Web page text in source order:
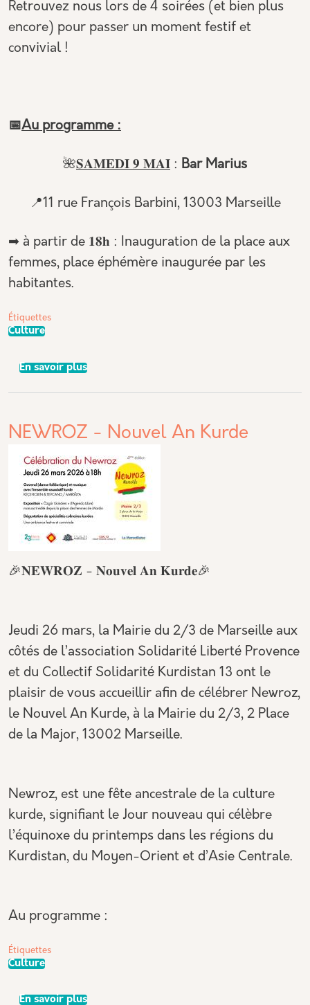
Retrouvez nous lors de 4 soirées (et bien plus
encore) pour passer un moment festif et
convivial !
📅Au programme :
🌺𝐒𝐀𝐌𝐄𝐃𝐈 𝟗 𝐌𝐀𝐈 : Bar Marius
📍11 rue François Barbini, 13003 Marseille
➡ à partir de 𝟏𝟖𝐡 : Inauguration de la place aux
femmes, place éphémère inaugurée par les
habitantes.
Étiquettes
Culture
En savoir plussur Les Plus Belles de Mai 2026
NEWROZ - Nouvel An Kurde
🎉𝐍𝐄𝐖𝐑𝐎𝐙 - 𝐍𝐨𝐮𝐯𝐞𝐥 𝐀𝐧 𝐊𝐮𝐫𝐝𝐞🎉
Jeudi 26 mars, la Mairie du 2/3 de Marseille aux
côtés de l’association Solidarité Liberté Provence
et du Collectif Solidarité Kurdistan 13 ont le
plaisir de vous accueillir afin de célébrer Newroz,
le Nouvel An Kurde, à la Mairie du 2/3, 2 Place
de la Major, 13002 Marseille.
Newroz, est une fête ancestrale de la culture
kurde, signifiant le Jour nouveau qui célèbre
l’équinoxe du printemps dans les régions du
Kurdistan, du Moyen-Orient et d’Asie Centrale.
Au programme :
Étiquettes
Culture
En savoir plussur NEWROZ - Nouvel An Kurde